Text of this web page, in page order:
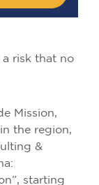
a risk that no
Mission,
the region,
&
starting